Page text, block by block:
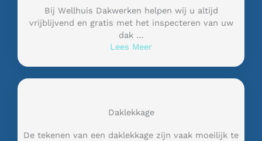
Bij Wellhuis Dakwerken helpen wij u altijd
vrijblijvend en gratis met het inspecteren van uw
dak …
Lees Meer
Daklekkage
De tekenen van een daklekkage zijn vaak moeilijk te